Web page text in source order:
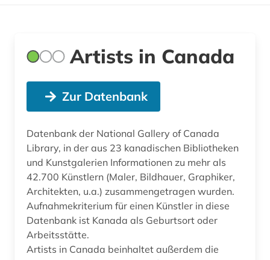
Artists in Canada
Zur Datenbank
Datenbank der National Gallery of Canada
Library, in der aus 23 kanadischen Bibliotheken
und Kunstgalerien Informationen zu mehr als
42.700 Künstlern (Maler, Bildhauer, Graphiker,
Architekten, u.a.) zusammengetragen wurden.
Aufnahmekriterium für einen Künstler in diese
Datenbank ist Kanada als Geburtsort oder
Arbeitsstätte.
Artists in Canada beinhaltet außerdem die